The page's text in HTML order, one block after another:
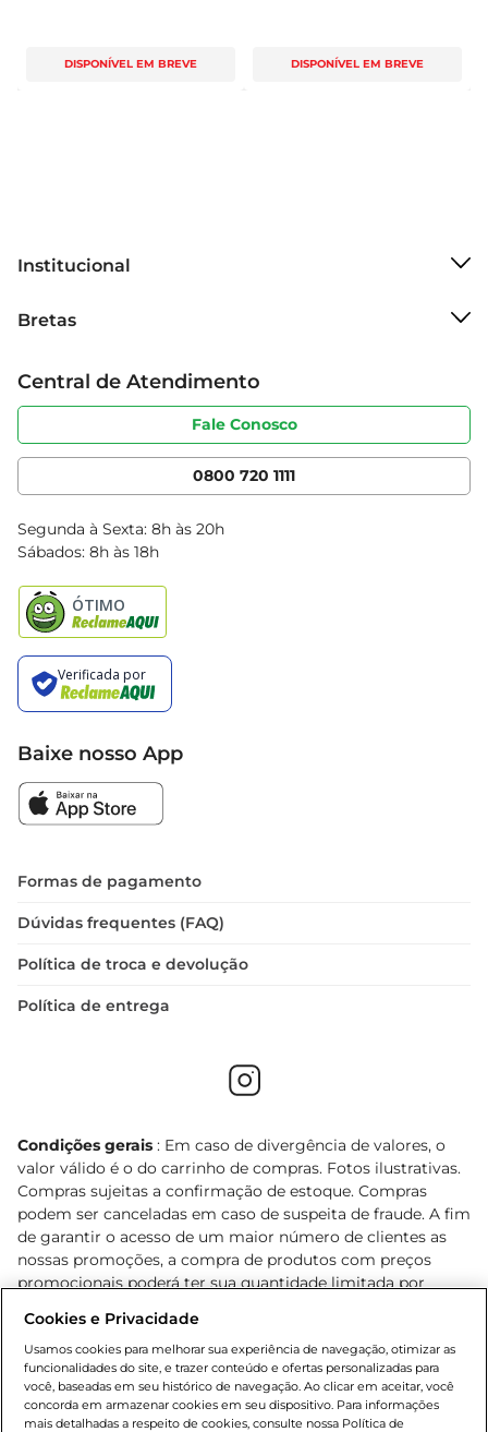
DISPONÍVEL EM BREVE DISPONÍVEL EM BREVE
Institucional
Grupo Cencosud
Sobre privacidade
Portal do fornecedor
Cencosud Media
Bretas
Produtos Bretas
Código de ética
Serviços
Clube Bretas
Blog Bretas
Black Friday
Central de Atendimento
Fale Conosco
0800 720 1111
Segunda à Sexta: 8h às 20h
Sábados: 8h às 18h
Baixe nosso App
Formas de pagamento
Dúvidas frequentes (FAQ)
Política de troca e devolução
Política de entrega
Condições gerais : Em caso de divergência de valores, o
valor válido é o do carrinho de compras. Fotos ilustrativas.
Compras sujeitas a confirmação de estoque. Compras
podem ser canceladas em caso de suspeita de fraude. A fim
de garantir o acesso de um maior número de clientes as
nossas promoções, a compra de produtos com preços
promocionais poderá ter sua quantidade limitada por
o e-commerce e válidos durante o dia de hoje, podendo
sofrer alterações sem prévia notificação. Proibida a venda
de bebidas alcoólicas para menores de 18 anos, conforme
Lei n.º 8069/90, art. 81, inciso II (Estatuto da Criança e do
Adolescente). Preços e condições exclusivos para o
Cookies e Privacidade
Usamos cookies para melhorar sua experiência de navegação, otimizar as
funcionalidades do site, e trazer conteúdo e ofertas personalizadas para
você, baseadas em seu histórico de navegação. Ao clicar em aceitar, você
concorda em armazenar cookies em seu dispositivo. Para informações
mais detalhadas a respeito de cookies, consulte nossa Política de